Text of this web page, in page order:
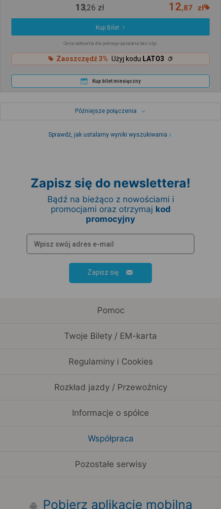
13,26 zł 12,87 zł
Kup Bilet
Cena całkowita dla jednego pasażera bez ulgi
Zaoszczędź 3% Użyj kodu LATO3
Kup bilet miesięczny
Późniejsze połączenia
Sprawdź, jak ustalamy wyniki wyszukiwania
Zapisz się do newslettera!
Bądź na bieżąco z nowościami i
promocjami oraz otrzymaj kod
promocyjny
Zapisz się
Pomoc
Twoje Bilety / EM-karta
Regulaminy i Cookies
Rozkład jazdy / Przewoźnicy
Informacje o spółce
Współpraca
Pozostałe serwisy
Pobierz aplikację mobilną